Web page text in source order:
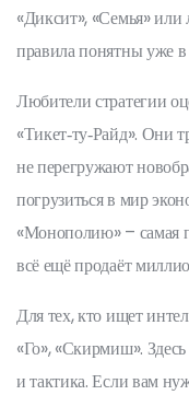
«Диксит», «Семья»
правила понятны уже в
Любители стратегии
«Тикет‑ту‑Райд». Они
не перегружают
погрузиться в мир
«Монополию» – самая
всё ещё продаёт
Для тех, кто ищет
«Го», «Скирмиш». Здесь
и тактика. Если вам